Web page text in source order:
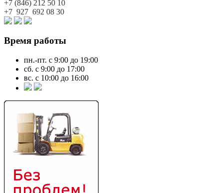
+7 (846) 212 50 10
+7 927 692 08 30
Время работы
пн.-пт. с 9:00 до 19:00
сб. с 9:00 до 17:00
вс. с 10:00 до 16:00